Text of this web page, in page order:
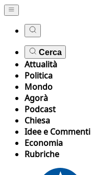
Cerca
Attualità
Politica
Mondo
Agorà
Podcast
Chiesa
Idee e Commenti
Economia
Rubriche